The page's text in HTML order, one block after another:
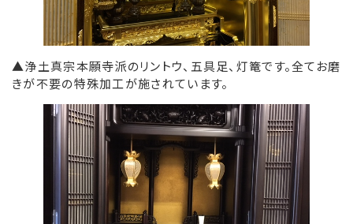
▲浄土真宗本願寺派のリントウ、五具足、灯篭です。全てお磨
きが不要の特殊加工が施されています。